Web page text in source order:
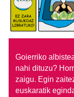
Goierriko
nahi dituzu?
zaigu. Egin
euskaratik